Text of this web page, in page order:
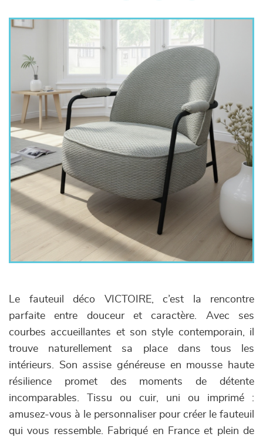
décoration
Le fauteuil déco VICTOIRE, c’est la rencontre
parfaite entre douceur et caractère. Avec ses
courbes accueillantes et son style contemporain, il
trouve naturellement sa place dans tous les
intérieurs. Son assise généreuse en mousse haute
résilience promet des moments de détente
incomparables. Tissu ou cuir, uni ou imprimé :
amusez-vous à le personnaliser pour créer le fauteuil
qui vous ressemble. Fabriqué en France et plein de